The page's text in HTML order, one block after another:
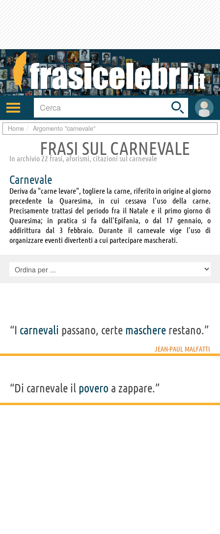
Attiva/disattiva
navigazione
User
area
Toggle
search
bar
Home Argomento "carnevale"
FRASI SUL CARNEVALE
In archivio 22 frasi, aforismi, citazioni sul carnevale
Carnevale
Deriva da "carne levare", togliere la carne, riferito in origine al giorno
precedente la Quaresima, in cui cessava l'uso della carne.
Precisamente trattasi del periodo fra il Natale e il primo giorno di
Quaresima; in pratica si fa dall'Epifania, o dal 17 gennaio, o
addirittura dal 3 febbraio. Durante il carnevale vige l'uso di
organizzare eventi divertenti a cui partecipare mascherati.
“I carnevali passano, certe maschere restano.”
JEAN-PAUL MALFATTI
“Di carnevale il povero a zappare.”